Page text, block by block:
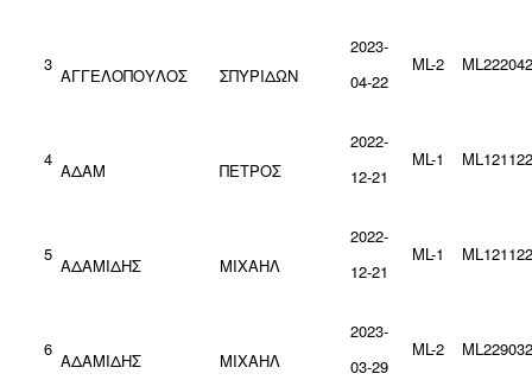
3
ΑΓΓΕΛΟΠΟΥΛΟΣ ΣΠΥΡΙΔΩΝ
2023-
04-22
ML-2
4
ΑΔΑΜ ΠΕΤΡΟΣ
2022-
12-21
ML-1
5
ΑΔΑΜΙΔΗΣ ΜΙΧΑΗΛ
2022-
12-21
ML-1
6
ΑΔΑΜΙΔΗΣ ΜΙΧΑΗΛ
2023-
03-29
ML-2